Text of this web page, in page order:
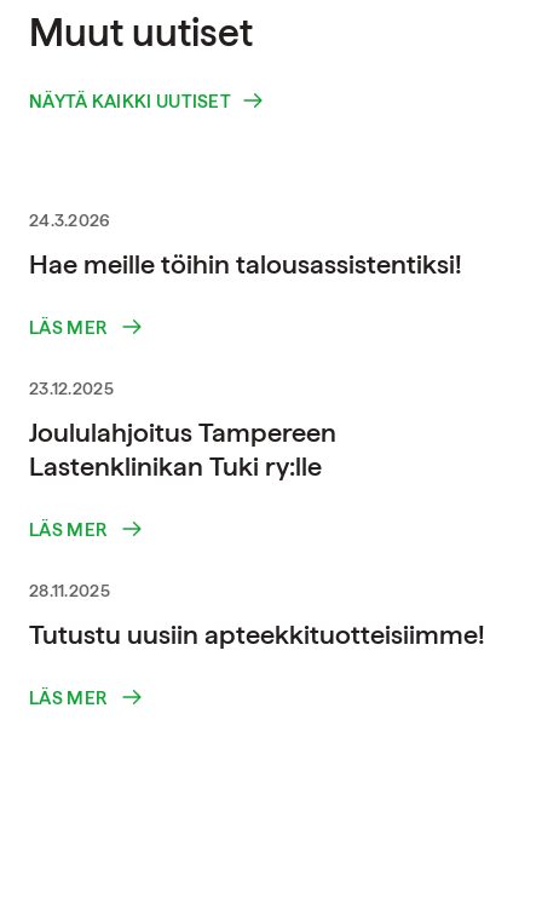
Muut uutiset
NÄYTÄ KAIKKI UUTISET
24.3.2026
Hae meille töihin talousassistentiksi!
LÄS MER
23.12.2025
Joululahjoitus Tampereen
Lastenklinikan Tuki ry:lle
LÄS MER
28.11.2025
Tutustu uusiin apteekkituotteisiimme!
LÄS MER